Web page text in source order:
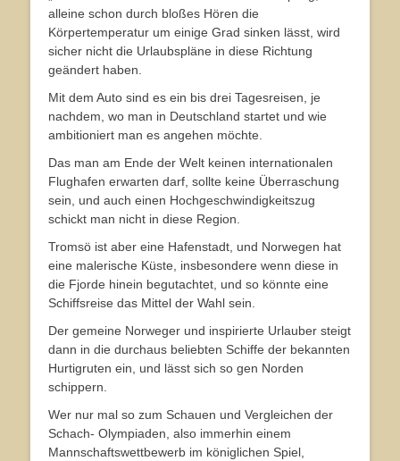
alleine schon durch bloßes Hören die
Körpertemperatur um einige Grad sinken lässt, wird
sicher nicht die Urlaubspläne in diese Richtung
geändert haben.
Mit dem Auto sind es ein bis drei Tagesreisen, je
nachdem, wo man in Deutschland startet und wie
ambitioniert man es angehen möchte.
Das man am Ende der Welt keinen internationalen
Flughafen erwarten darf, sollte keine Überraschung
sein, und auch einen Hochgeschwindigkeitszug
schickt man nicht in diese Region.
Tromsö ist aber eine Hafenstadt, und Norwegen hat
eine malerische Küste, insbesondere wenn diese in
die Fjorde hinein begutachtet, und so könnte eine
Schiffsreise das Mittel der Wahl sein.
Der gemeine Norweger und inspirierte Urlauber steigt
dann in die durchaus beliebten Schiffe der bekannten
Hurtigruten ein, und lässt sich so gen Norden
schippern.
Wer nur mal so zum Schauen und Vergleichen der
Schach- Olympiaden, also immerhin einem
Mannschaftswettbewerb im königlichen Spiel,